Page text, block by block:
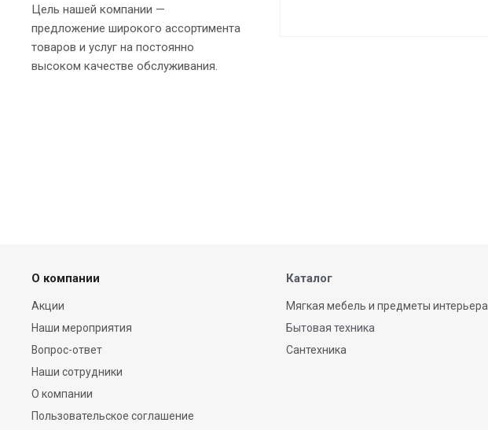
внешняя вакуумизация
вакуумирование маринование
вакуумирование жидкостей
вакуумирование в контейнере
подготовка продуктов для
маринование
консервирование подготовка
продуктов для приготовления
порционирование продуктов
вакуумирование жидкостей
вакуумирование в контейнере
Цель нашей компании —
предложение широкого ассортимента
товаров и услуг на постоянно
высоком качестве обслуживания.
О компании
Акции
Наши мероприятия
Вопрос-ответ
Наши сотрудники
О компании
Пользовательское соглашение
Каталог
Мягкая мебель и предметы интерьера
Бытовая техника
Сантехника